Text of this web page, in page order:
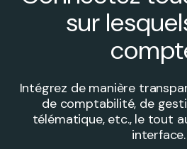
sur
Intégrez de manière
de comptabilité, de
télématique, etc., le tout
interface.